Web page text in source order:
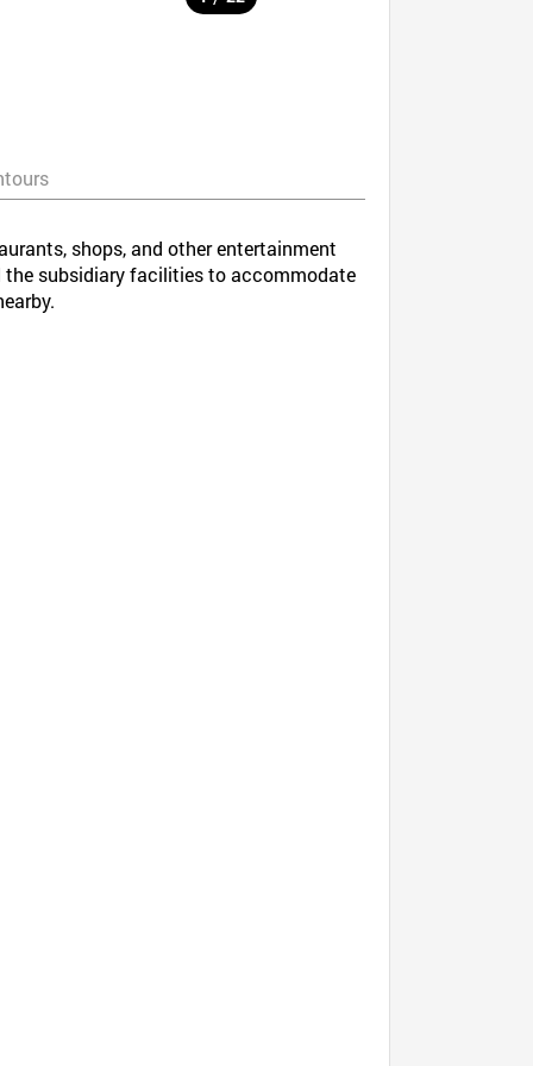
shops, and other entertainment
the subsidiary facilities to accommodate